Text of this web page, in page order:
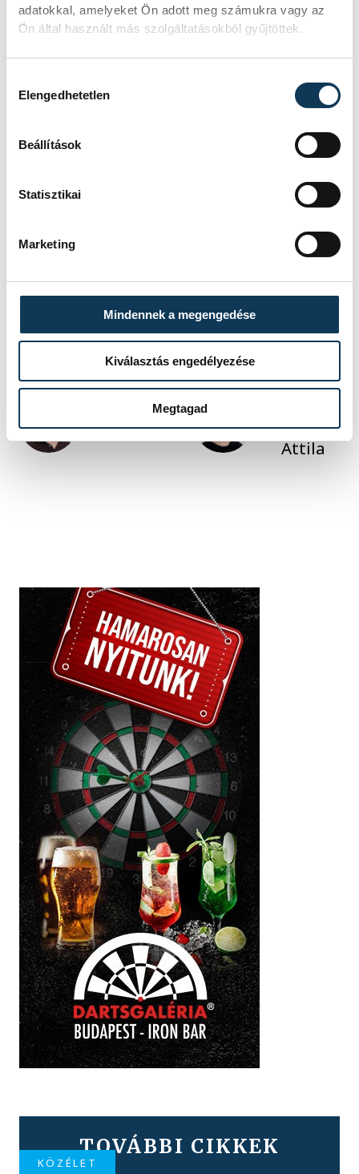
adatokkal, amelyeket Ön adott meg számukra vagy az
Ön által használt más szolgáltatásokból gyűjtöttek.
Elengedhetetlen
Beállítások
Statisztikai
Marketing
Mindennek a megengedése
Kiválasztás engedélyezése
Megtagad
Suri Kálmán és Suri Kálmánné is koszorút
közélet
deportált
Ge. Á.
Domján
Attila
TOVÁBBI CIKKEK
KÖZÉLET